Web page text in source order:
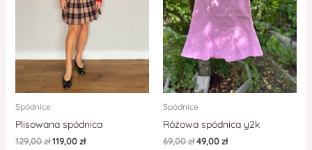
Spódnice
Plisowana spódnica
129,00zł 119,00zł
Spódnice
Różowa spódnica y2k
69,00zł49,00zł